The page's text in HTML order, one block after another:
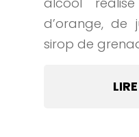
d’orange, de
sirop de